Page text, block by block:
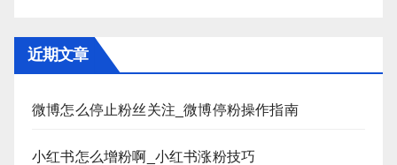
近期文章
微博怎么停止粉丝关注_微博停粉操作指南
小红书怎么增粉啊_小红书涨粉技巧